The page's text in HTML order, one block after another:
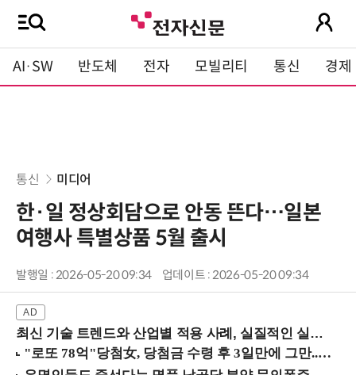
AI·SW 반도체 전자 모빌리티 통신 경제
통신 미디어
한·일 정상회담으로 안동 뜬다…일본
여행사 특별상품 5월 출시
발행일 : 2026-05-20 09:34 업데이트 : 2026-05-20 09:34
최신 기술 트렌드와 산업별 적용 사례, 실질적인 실행 전략을 공유 (9/18 양재역)